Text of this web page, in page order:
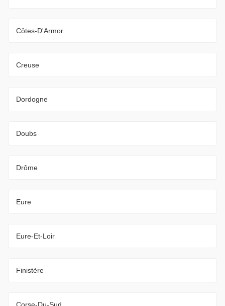
Côtes-D'Armor
Creuse
Dordogne
Doubs
Drôme
Eure
Eure-Et-Loir
Finistère